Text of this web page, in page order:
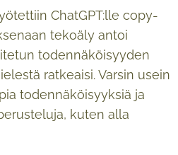
ChatGPT:lle copy-
tekoäly antoi
todennäköisyyden
ratkeaisi. Varsin usein
todennäköisyyksiä ja
kuten alla